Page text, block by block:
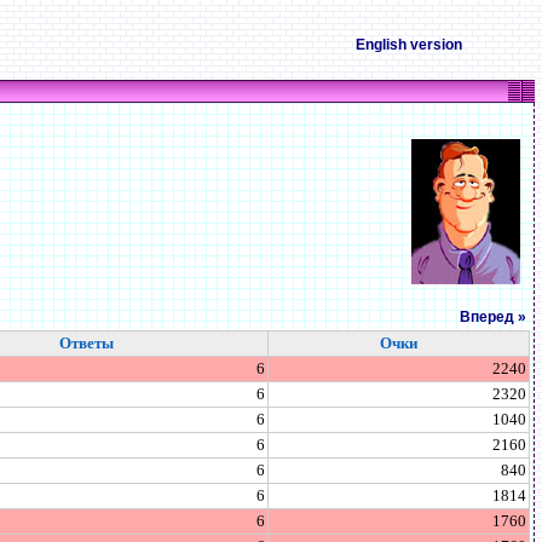
English version
Вперед »
Ответы
Очки
6
2240
6
2320
6
1040
6
2160
6
840
6
1814
6
1760